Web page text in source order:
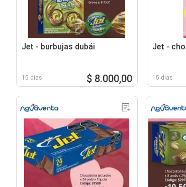
Jet - burbujas dubái
15 días $ 8.000,00
Jet -
15 días